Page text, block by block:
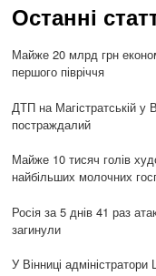
Останні
Майже 20 млрд грн
першого півріччя
ДТП на Магістратській у
постраждалий
Майже 10 тисяч голів
найбільших молочних
Росія за 5 днів 41 раз
загинули
У Вінниці